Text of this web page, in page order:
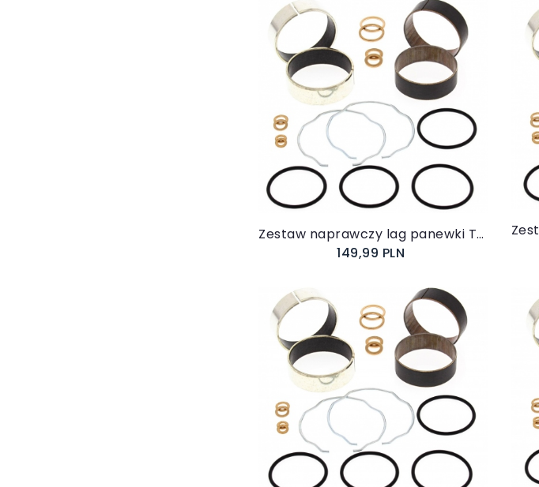
Do koszyka
Zestaw naprawczy lag panewki Triumph Sprint ST 1999-2006 38-6085
149,99 PLN
Do koszyka